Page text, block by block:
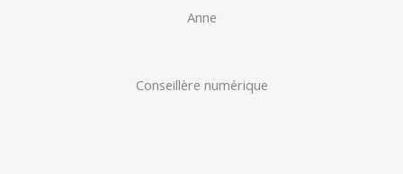
Anne
Conseillère numérique